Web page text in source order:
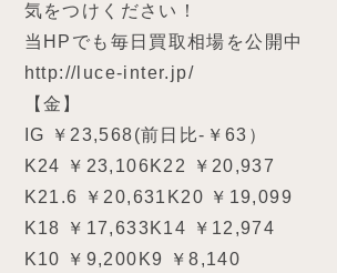
気をつけください！
当HPでも毎日買取相場を公開中
http://luce-inter.jp/
【金】
IG ￥23,568(前日比-￥63）
K24 ￥23,106K22 ￥20,937
K21.6 ￥20,631K20 ￥19,099
K18 ￥17,633K14 ￥12,974
K10 ￥9,200K9 ￥8,140